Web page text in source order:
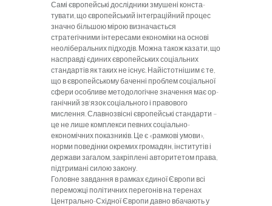
Самі європейські дослідники змушені конста­
тувати, що європейський інтеграційний процес
значно більшою мірою визначається
стратегічними інтересами економіки на основі
неоліберальних підходів. Можна також казати, що
насправді єдиних європейських соціальних
стандартів як таких не існує. Найістотнішим є те,
що в європейському баченні проблем соціальної
сфери особливе методологічне значення має ор­
ганічний зв'язок соціального і правового
мислення. Славнозвісні європейські стандарти –
це не лише комплекси певних соціально-
економічних показників. Це є «рамкові умови»,
норми поведінки окремих гро­мадян, інститутів і
держави загалом, закріплені авто­ритетом права,
підтримані силою закону.
Головне завдання в рамках єдиної Європи всі
пере­можці політичних перегонів на теренах
Центрально-Східної Європи давно вбачають у